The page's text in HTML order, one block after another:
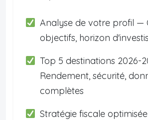
Analyse de votre profil —
objectifs, horizon
Top 5 destinations 2026-
Rendement, sécurité,
complètes
Stratégie fiscale